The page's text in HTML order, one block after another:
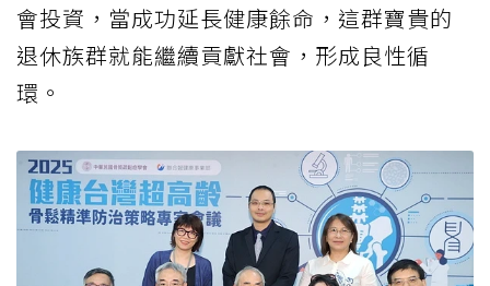
會投資，當成功延長健康餘命，這群寶貴的
退休族群就能繼續貢獻社會，形成良性循
環。